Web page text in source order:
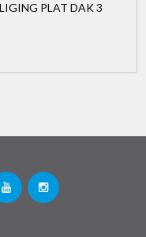
PLAT DAK 3